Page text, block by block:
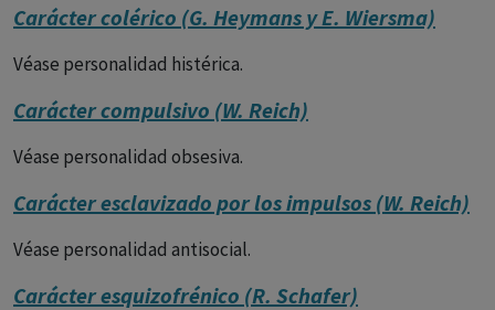
Carácter colérico (G. Heymans y E. Wiersma)
Véase personalidad histérica.
Carácter compulsivo (W. Reich)
Véase personalidad obsesiva.
Carácter esclavizado por los impulsos (W. Reich)
Véase personalidad antisocial.
Carácter esquizofrénico (R. Schafer)